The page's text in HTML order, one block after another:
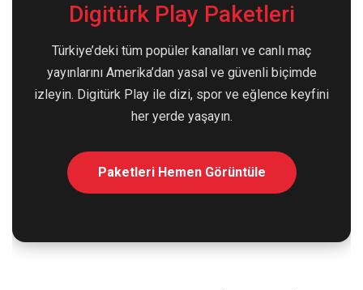
Digitürk Play Paketleri
Türkiye’deki tüm popüler kanalları ve canlı maç
yayınlarını Amerika’dan yasal ve güvenli biçimde
izleyin. Digitürk Play ile dizi, spor ve eğlence keyfini
her yerde yaşayın.
Paketleri Hemen Görüntüle